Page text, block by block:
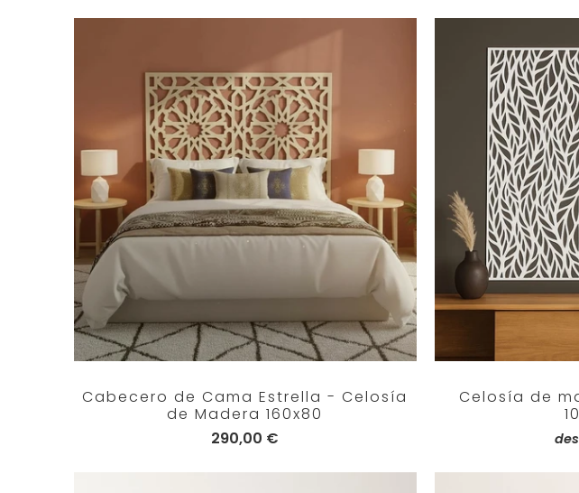
Cabecero de Cama Estrella - Celosía
de Madera 160x80
290,00 €
Celosía de